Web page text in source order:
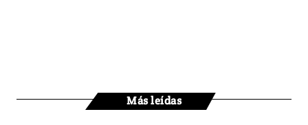
Más leídas